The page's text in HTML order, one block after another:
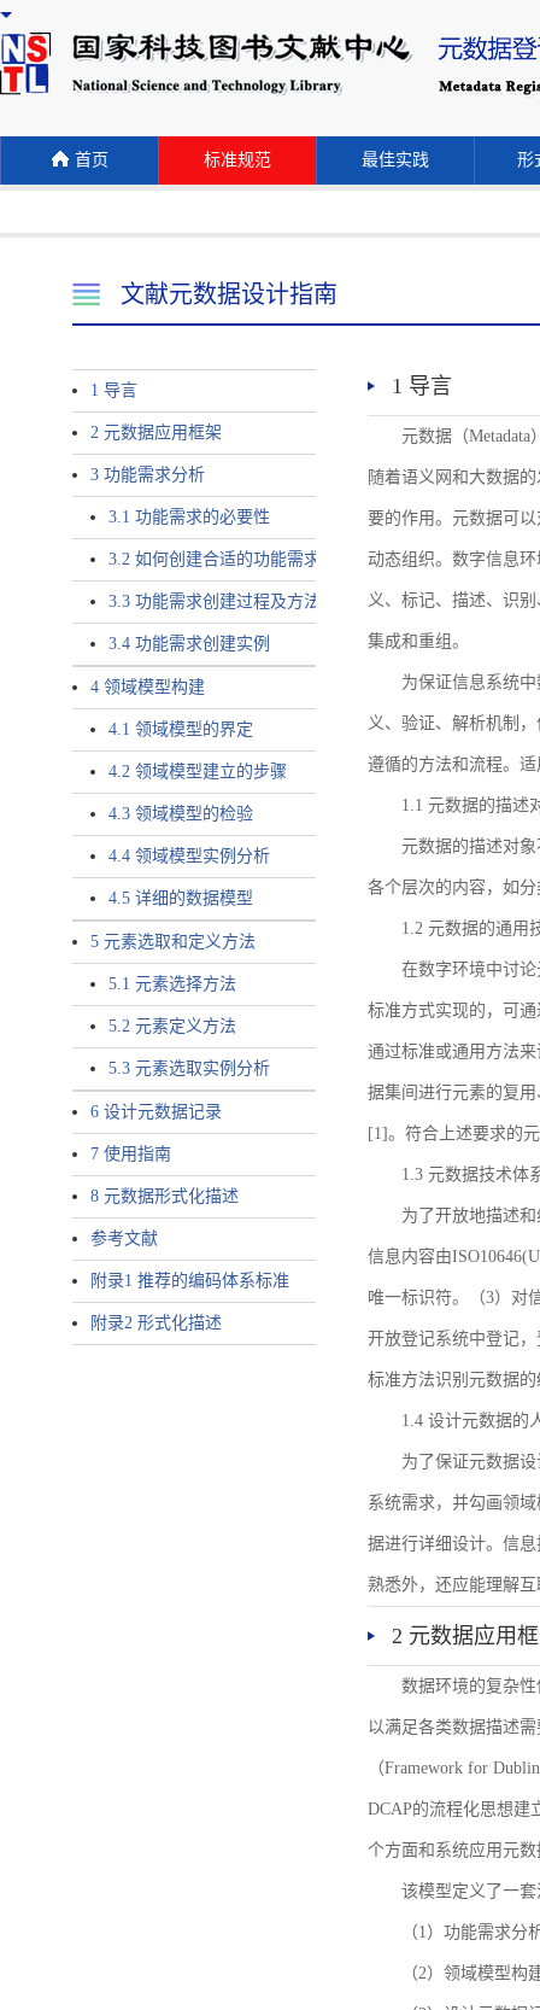
首页 标准规范 最佳实践 形
文献元数据设计指南
1 导言
2 元数据应用框架
3 功能需求分析
3.1 功能需求的必要性
3.2 如何创建合适的功能需求
3.3 功能需求创建过程及方法
3.4 功能需求创建实例
4 领域模型构建
4.1 领域模型的界定
4.2 领域模型建立的步骤
4.3 领域模型的检验
4.4 领域模型实例分析
4.5 详细的数据模型
5 元素选取和定义方法
5.1 元素选择方法
5.2 元素定义方法
5.3 元素选取实例分析
6 设计元数据记录
7 使用指南
8 元数据形式化描述
参考文献
附录1 推荐的编码体系标准
附录2 形式化描述
1 导言
元数据（
随着语义网和大数据
要的作用。元数据可
动态组织。数字信息
义、标记、描述、识
集成和重组。
为保证信息系统
义、验证、解析机制
遵循的方法和流程。
1.1 元数据的描述
元数据的描述对
各个层次的内容，如
1.2 元数据的通用
在数字环境中讨
标准方式实现的，可
通过标准或通用方法
据集间进行元素的复
[1]。符合上述要求的
1.3 元数据技术体
为了开放地描述
信息内容由
唯一标识符。（3）对
开放登记系统中登记
标准方法识别元数据
1.4 设计元数据的
为了保证元数据
系统需求，并勾画领
据进行详细设计。信
熟悉外，还应能理解
2 元数据应用
数据环境的复杂
以满足各类数据描述
（Framework for
DCAP的流程化思想建
个方面和系统应用元
该模型定义了一
（1）功能需求
（2）领域模型